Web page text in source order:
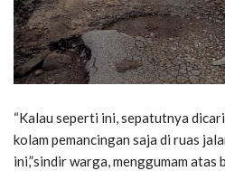
“Kalau seperti ini, sepatutnya
kolam pemancingan saja di ruas
ini,”sindir warga, menggumam atas